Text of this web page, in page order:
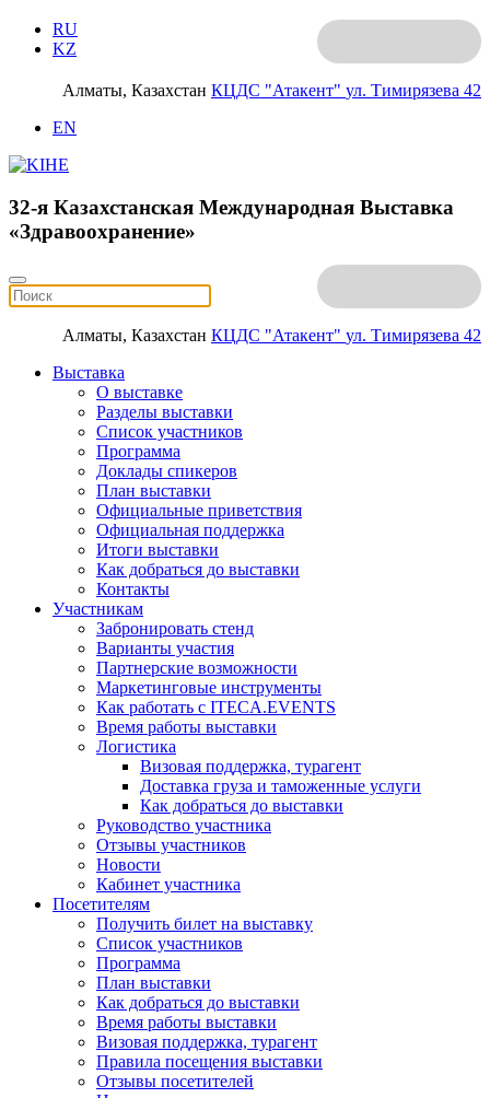
Алматы, Казахстан КЦДС "Атакент" ул. Тимирязева 42
RU
KZ
EN
32-я Казахстанская Международная Выставка
«Здравоохранение»
Алматы, Казахстан КЦДС "Атакент" ул. Тимирязева 42
Выставка
О выставке
Разделы выставки
Список участников
Программа
Доклады спикеров
План выставки
Официальные приветствия
Официальная поддержка
Итоги выставки
Как добраться до выставки
Контакты
Участникам
Забронировать стенд
Варианты участия
Партнерские возможности
Маркетинговые инструменты
Как работать с ITECA.EVENTS
Время работы выставки
Логистика
Визовая поддержка, турагент
Доставка груза и таможенные услуги
Как добраться до выставки
Руководство участника
Отзывы участников
Новости
Кабинет участника
Посетителям
Получить билет на выставку
Список участников
Программа
План выставки
Как добраться до выставки
Время работы выставки
Визовая поддержка, турагент
Правила посещения выставки
Отзывы посетителей